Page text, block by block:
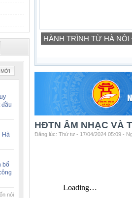
Hà
bổ
nói
HÀNH TRÌNH TỪ HÀ
HĐTN ÂM NHẠC VÀ
Đăng lúc: Thứ tư - 17/04/2024 05:09 -